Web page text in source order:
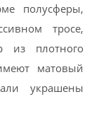
полусферы,
тросе,
из плотного
матовый
украшены